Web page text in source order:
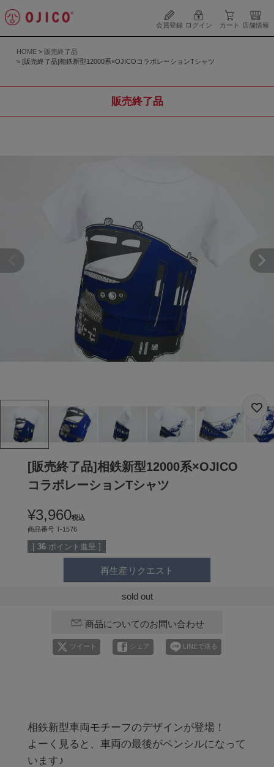
会員登録 ログイン カート 店舗情報
HOME
販売終了品
[販売終了品]相鉄新型12000系×OJICOコラボレーションTシャツ
販売終了品
[販売終了品]相鉄新型12000系×OJICO
コラボレーションTシャツ
¥3,960税込
商品番号 T-1576
[ 36 ポイント進呈 ]
再生産リクエスト
sold out
商品についてのお問い合わせ
ツイート シェア LINEで送る
相鉄新型車両モチーフのデザインが登場！
よーく見ると、車両の最後がペンシルになって
います♪